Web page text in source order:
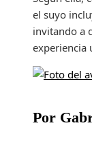
el suyo
invitando a
experiencia
Por